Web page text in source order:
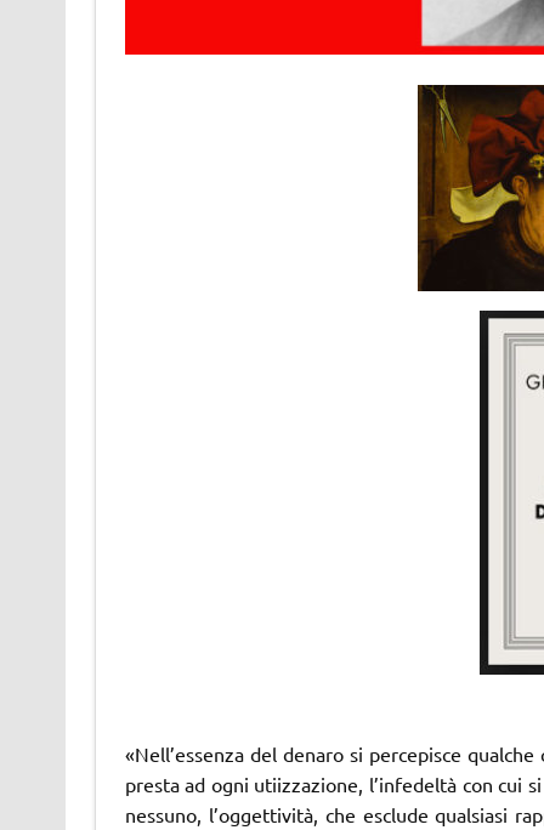
«Nell’essenza del denaro si percepisce
presta ad ogni utiizzazione, l’infedeltà con cui
nessuno, l’oggettività, che esclude qualsiasi